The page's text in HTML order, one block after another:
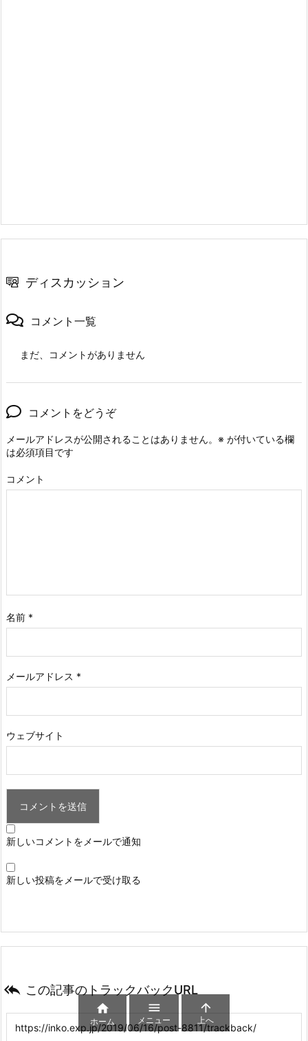
ディスカッション
コメント一覧
まだ、コメントがありません
コメントをどうぞ
メールアドレスが公開されることはありません。 ※ が付いている欄
は必須項目です
コメント
名前 *
メールアドレス *
ウェブサイト
新しいコメントをメールで通知
新しい投稿をメールで受け取る
 この記事のトラックバックURL

ホーム

メニュー

上へ